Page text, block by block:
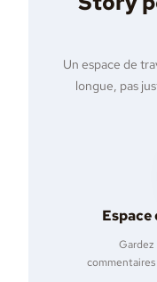
Un espace de
longue, pas
Gardez